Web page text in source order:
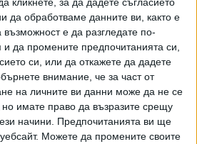
да обработваме данните ви, както е
е да разгледате по-
да промените предпочитанията си,
си, или да откажете да дадете
внимание, че за част от
на личните ви данни може да не се
но имате право да възразите срещу
начини. Предпочитанията ви ще
Можете да промените своите
стилизирана буква "М",
Мьобиус.
образование, а думата
гръцката дума, означаваща
факта, че винаги
друго, нещо ново, нещо